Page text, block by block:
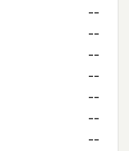
--
--
--
--
--
--
--